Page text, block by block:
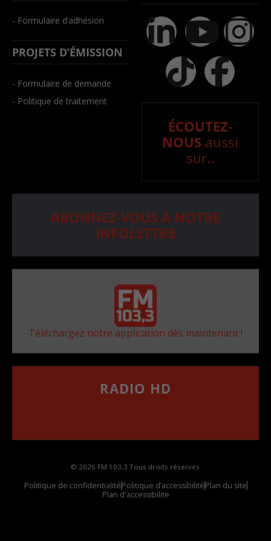
- Formulaire d’adhésion
PROJETS D’ÉMISSION
- Formulaire de demande
- Politique de traitement
ÉCOUTEZ-
NOUS aussi
sur..
ABONNEZ-VOUS À NOTRE
INFOLETTRE
Téléchargez notre application dès maintenant !
RADIO HD
© 2026 FM 103,3 Tous droits réservés.
Politique de confidentialitéPolitique d’accessibilitéPlan du site
Plan d'accessibilite